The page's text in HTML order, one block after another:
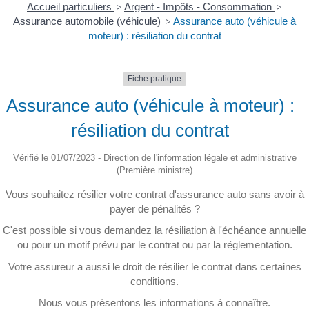
Accueil particuliers > Argent - Impôts - Consommation >
Assurance automobile (véhicule) > Assurance auto (véhicule à
moteur) : résiliation du contrat
Fiche pratique
Assurance auto (véhicule à moteur) :
résiliation du contrat
Vérifié le 01/07/2023 - Direction de l'information légale et administrative
(Première ministre)
Vous souhaitez résilier votre contrat d'assurance auto sans avoir à
payer de pénalités ?
C'est possible si vous demandez la résiliation à l'échéance annuelle
ou pour un motif prévu par le contrat ou par la réglementation.
Votre assureur a aussi le droit de résilier le contrat dans certaines
conditions.
Nous vous présentons les informations à connaître.